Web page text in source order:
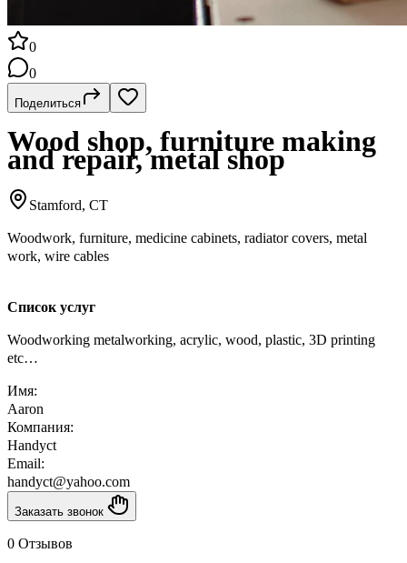
0
0
Поделиться
Wood shop, furniture making
and repair, metal shop
Stamford, CT
Woodwork, furniture, medicine cabinets, radiator covers, metal
work, wire cables
Список услуг
Woodworking metalworking, acrylic, wood, plastic, 3D printing
etc…
Имя:
Aaron
Компания:
Handyct
Email:
handyct@yahoo.com
Заказать звонок
0 Отзывов